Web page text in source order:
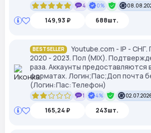
4 0%
149,93 ₽ 688шт.
BESTSELLER
Youtube.com - IP - СНГ.
2020 - 2023. Пол (MIX).
раза. Аккаунты предоставляются
форматах. Логин;Пас;Доп почта
(Логин:Пас:Телефон)
1 4%
165,24 ₽ 243шт.